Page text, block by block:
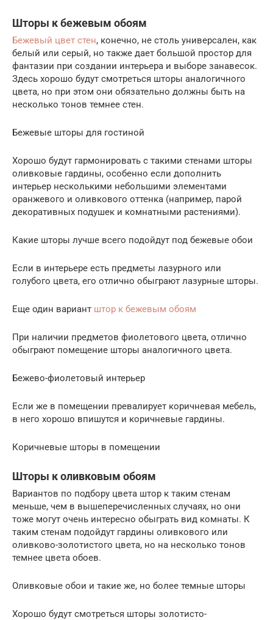
Шторы к бежевым обоям
Бежевый цвет стен, конечно, не столь универсален, как
белый или серый, но также дает большой простор для
фантазии при создании интерьера и выборе занавесок.
Здесь хорошо будут смотреться шторы аналогичного
цвета, но при этом они обязательно должны быть на
несколько тонов темнее стен.
Бежевые шторы для гостиной
Хорошо будут гармонировать с такими стенами шторы
оливковые гардины, особенно если дополнить
интерьер несколькими небольшими элементами
оранжевого и оливкового оттенка (например, парой
декоративных подушек и комнатными растениями).
Какие шторы лучше всего подойдут под бежевые обои
Если в интерьере есть предметы лазурного или
голубого цвета, его отлично обыграют лазурные шторы.
Еще один вариант штор к бежевым обоям
При наличии предметов фиолетового цвета, отлично
обыграют помещение шторы аналогичного цвета.
Бежево-фиолетовый интерьер
Если же в помещении превалирует коричневая мебель,
в него хорошо впишутся и коричневые гардины.
Коричневые шторы в помещении
Шторы к оливковым обоям
Вариантов по подбору цвета штор к таким стенам
меньше, чем в вышеперечисленных случаях, но они
тоже могут очень интересно обыграть вид комнаты. К
таким стенам подойдут гардины оливкового или
оливково-золотистого цвета, но на несколько тонов
темнее цвета обоев.
Оливковые обои и такие же, но более темные шторы
Хорошо будут смотреться шторы золотисто-